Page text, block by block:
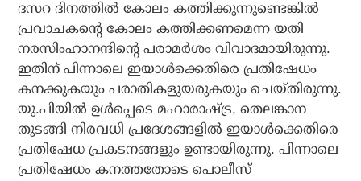
ദസറ ദിനത്തില്‍ കോലം കത്തിക്കുന്നുണ്ടെങ്കില്‍
പ്രവാചകന്റെ കോലം കത്തിക്കണമെന്ന യതി
നരസിംഹാനന്ദിന്റെ പരാമര്‍ശം വിവാദമായിരുന്നു.
ഇതിന് പിന്നാലെ ഇയാള്‍ക്കെതിരെ പ്രതിഷേധം
കനക്കുകയും പരാതികളുയരുകയും ചെയ്തിരുന്നു.
യു.പിയില്‍ ഉള്‍പ്പെടെ മഹാരാഷ്ട്ര, തെലങ്കാന
തുടങ്ങി നിരവധി പ്രദേശങ്ങളില്‍ ഇയാള്‍ക്കെതിരെ
പ്രതിഷേധ പ്രകടനങ്ങളും ഉണ്ടായിരുന്നു. പിന്നാലെ
പ്രതിഷേധം കനത്തതോടെ പൊലീസ്